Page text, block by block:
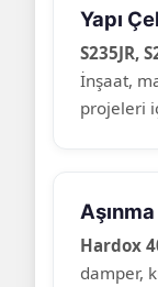
Yapı
S235JR,
İnşaat,
projeleri
Hardox
damper,